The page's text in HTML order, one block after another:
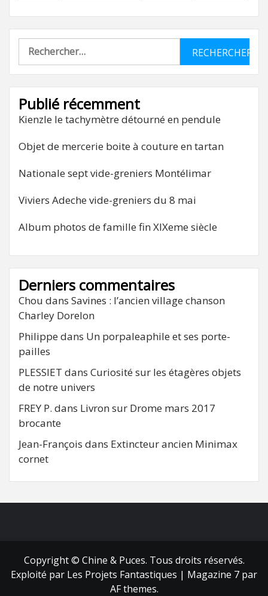
Rechercher :
Publié récemment
Kienzle le tachymètre détourné en pendule
Objet de mercerie boite à couture en tartan
Nationale sept vide-greniers Montélimar
Viviers Adeche vide-greniers du 8 mai
Album photos de famille fin XIXeme siècle
Derniers commentaires
Chou dans Savines : l’ancien village chanson
Charley Dorelon
Philippe dans Un porpaleaphile et ses porte-
pailles
PLESSIET dans Curiosité sur les étagères objets
de notre univers
FREY P. dans Livron sur Drome mars 2017
brocante
Jean-François dans Extincteur ancien Minimax
cornet
Copyright © Chine & Puces. Tous droits réservés.
Exploité par Les Projets Fantastiques | Magazine 7 par
AF themes.